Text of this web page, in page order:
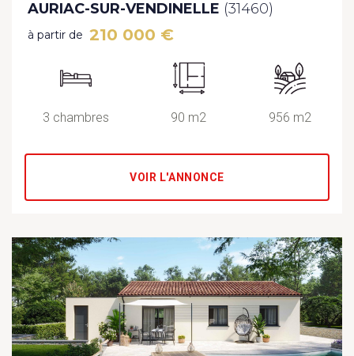
AURIAC-SUR-VENDINELLE (31460)
à partir de 210 000 €
3 chambres 90 m2 956 m2
VOIR L'ANNONCE